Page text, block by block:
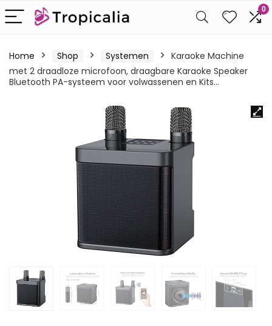
0
Home Shop Systemen
Karaoke Machine
met 2 draadloze microfoon, draagbare Karaoke Speaker
Bluetooth PA-systeem voor volwassenen en Kits…